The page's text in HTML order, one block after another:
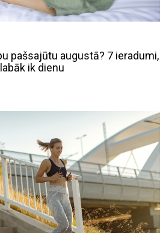
pašsajūtu augustā? 7 ieradumi,
ik dienu